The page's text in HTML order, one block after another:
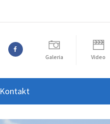
Galeria Video
Kontakt